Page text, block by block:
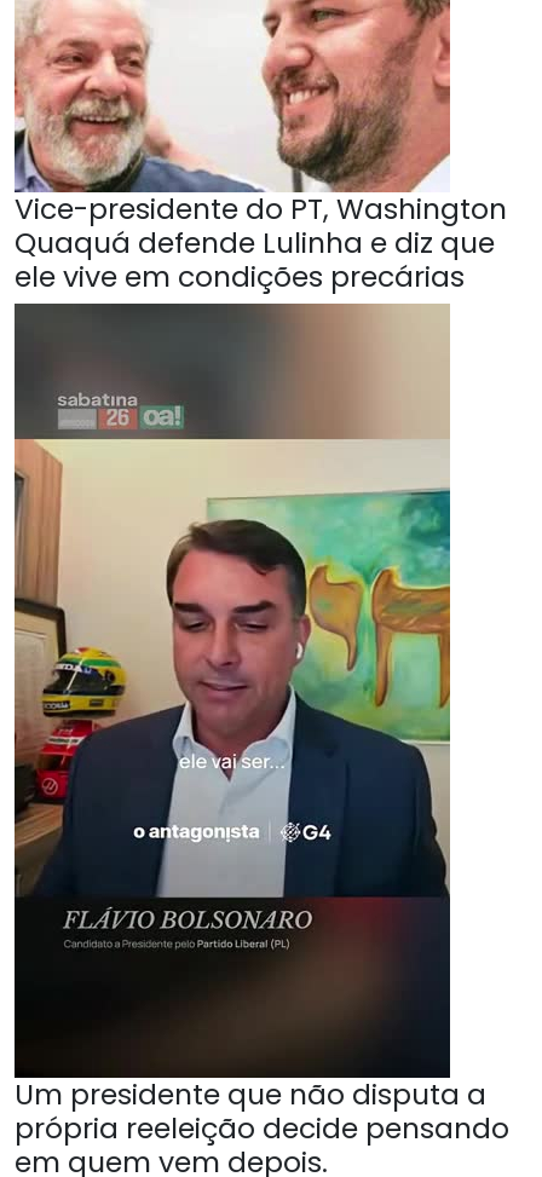
Vice-presidente do PT, Washington
Quaquá defende Lulinha e diz que
ele vive em condições precárias
Um presidente que não disputa a
própria reeleição decide pensando
em quem vem depois.